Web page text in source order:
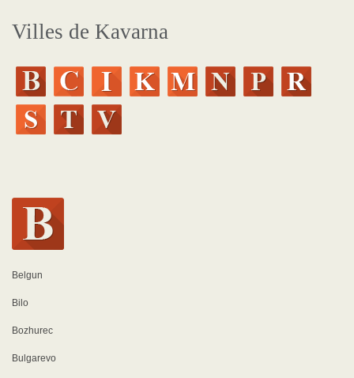
Villes de Kavarna
Belgun
Bilo
Bozhurec
Bulgarevo